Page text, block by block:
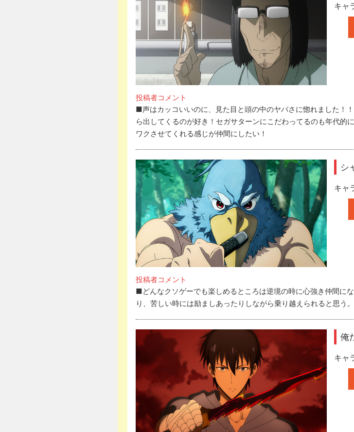
キャ
投稿者コメント
■声はカッコいいのに、見た目と頭の中のヤバさに惚れました！
ら出してくるのが好き！セガサターンにこだわってるのも年代的
ワクさせてくれる感じが仲間にしたい！
シ
キャ
投稿者コメント
■どんなクソゲーでも楽しめるところは逆境の時に心強き仲間に
り、苦しい時には励ましあったりしながら乗り越えられると思う。
俺
キャ